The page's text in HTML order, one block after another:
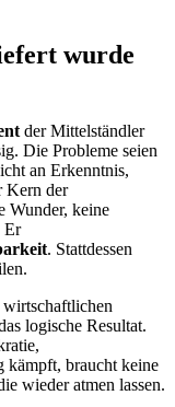
wurde
der Mittelständler
Die Probleme seien
an Erkenntnis,
Kern der
Wunder, keine
Er
. Stattdessen
logische Resultat.
kämpft, braucht keine
wieder atmen lassen.